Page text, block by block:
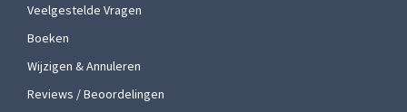
Veelgestelde Vragen
Boeken
Wijzigen & Annuleren
Reviews / Beoordelingen